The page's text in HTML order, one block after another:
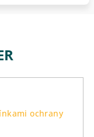
ochrany